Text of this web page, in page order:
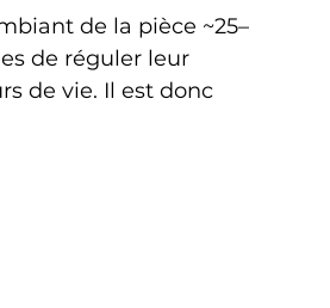
de la pièce ~25–
de réguler leur
de vie. Il est donc